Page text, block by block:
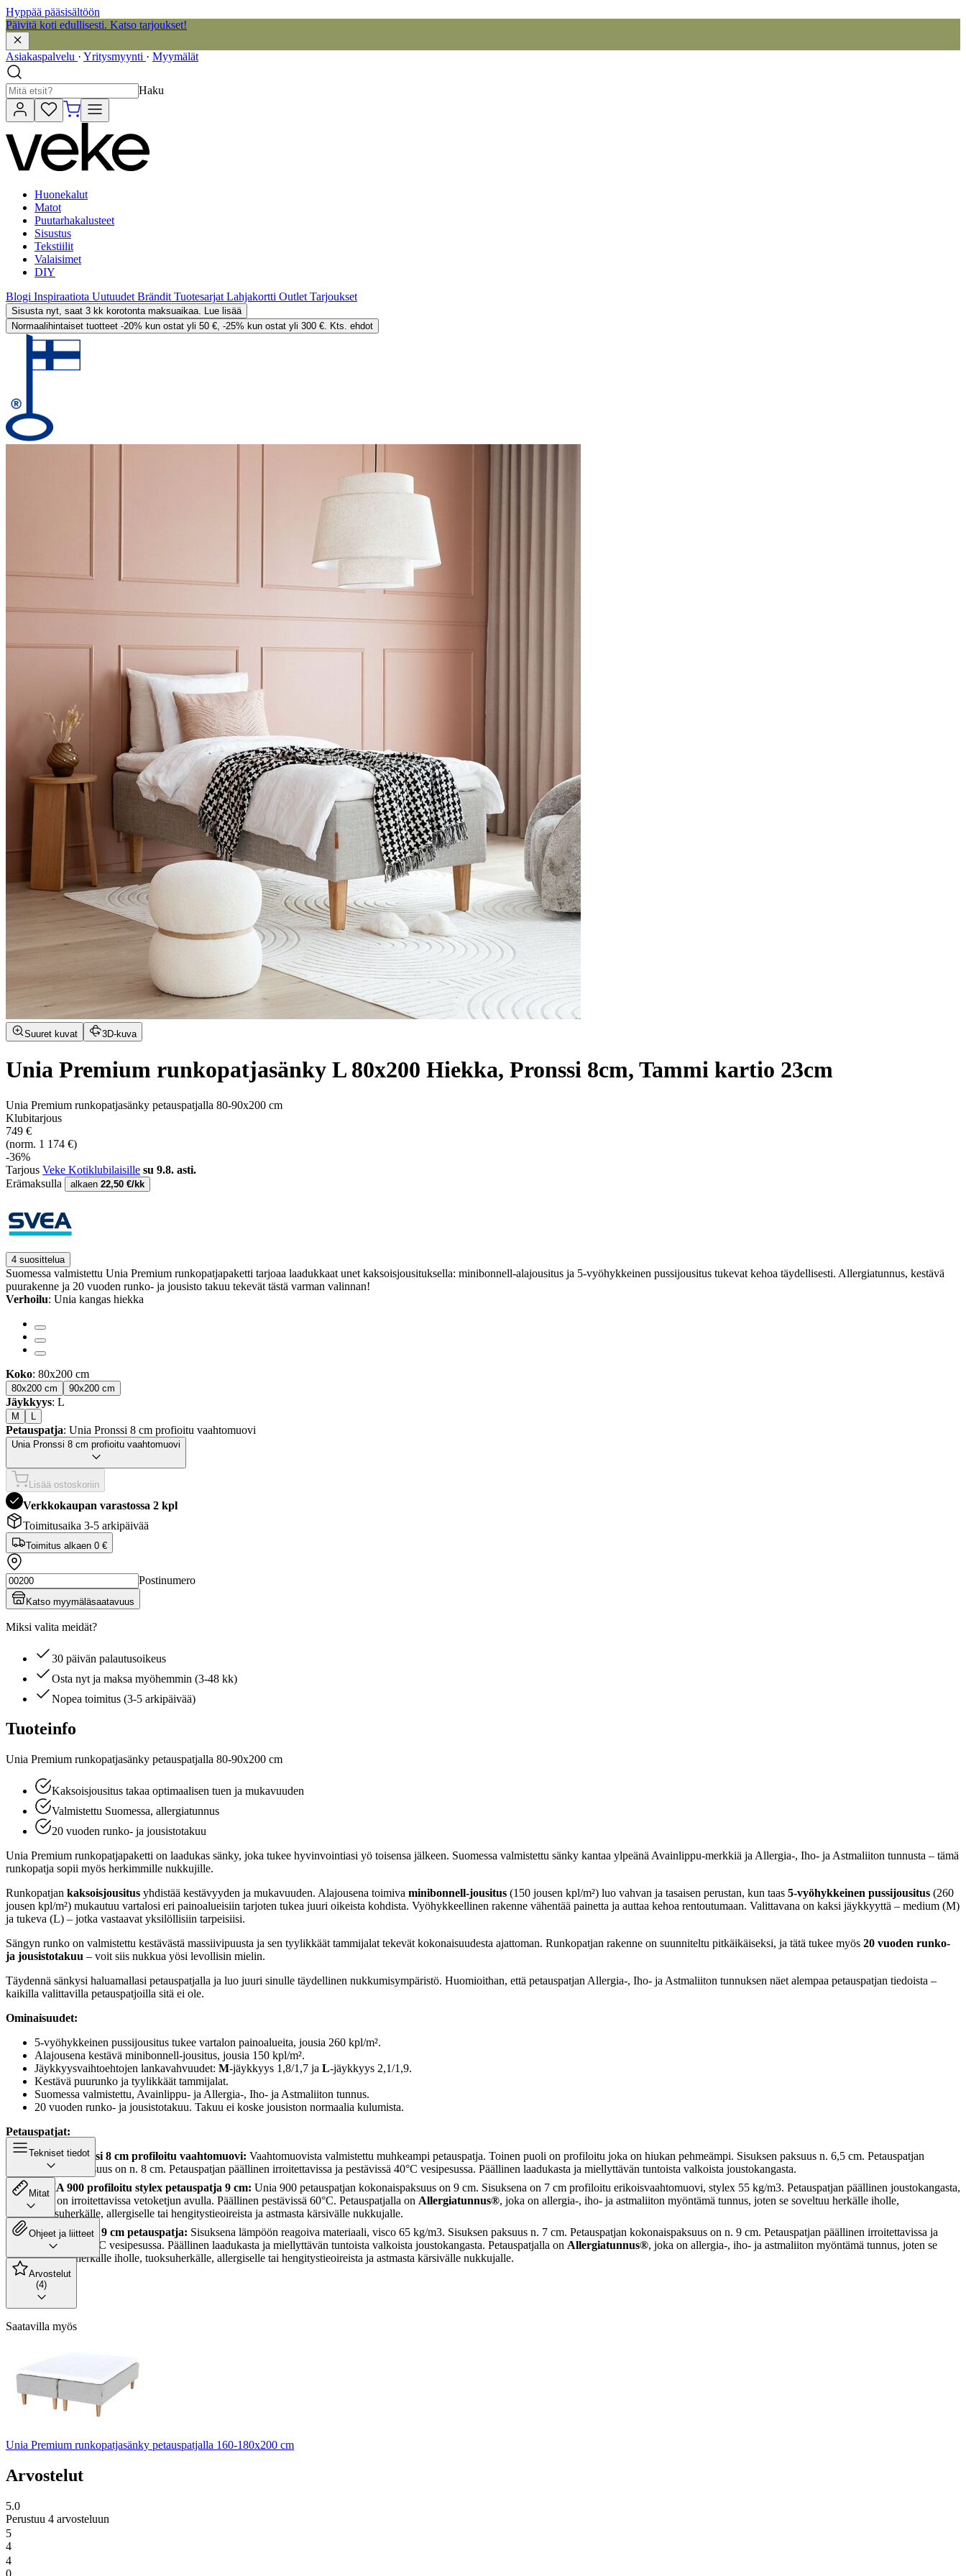
Hyppää pääsisältöön
Päivitä koti edullisesti. Katso tarjoukset!
Asiakaspalvelu · Yritysmyynti · Myymälät
Haku
Huonekalut
Matot
Puutarhakalusteet
Sisustus
Tekstiilit
Valaisimet
DIY
Blogi Inspiraatiota Uutuudet Brändit Tuotesarjat Lahjakortti Outlet Tarjoukset
Sisusta nyt, saat 3 kk korotonta maksuaikaa. Lue lisää
Normaalihintaiset tuotteet -20% kun ostat yli 50 €, -25% kun ostat yli 300 €. Kts. ehdot
Suuret kuvat 3D-kuva
Unia Premium runkopatjasänky L 80x200 Hiekka, Pronssi 8cm, Tammi kartio 23cm
Unia Premium runkopatjasänky petauspatjalla 80-90x200 cm
Klubitarjous
749 €
(norm. 1 174 €)
-36%
Tarjous Veke Kotiklubilaisille su 9.8. asti.
Erämaksulla
alkaen 22,50 €/kk
4 suosittelua
Suomessa valmistettu Unia Premium runkopatjapaketti tarjoaa laadukkaat unet kaksoisjousituksella: minibonnell-alajousitus ja 5-vyöhykkeinen pussijousitus tukevat kehoa täydellisesti. Allergiatunnus, kestävä
puurakenne ja 20 vuoden runko- ja jousisto takuu tekevät tästä varman valinnan!
Verhoilu: Unia kangas hiekka
Koko: 80x200 cm
80x200 cm 90x200 cm
Jäykkyys: L
M L
Petauspatja: Unia Pronssi 8 cm profioitu vaahtomuovi
Unia Pronssi 8 cm profioitu vaahtomuovi
Lisää ostoskoriin
Verkkokaupan varastossa 2 kpl
Toimitusaika 3-5 arkipäivää
Toimitus alkaen 0 €
Postinumero
Katso myymäläsaatavuus
Miksi valita meidät?
30 päivän palautusoikeus
Osta nyt ja maksa myöhemmin (3-48 kk)
Nopea toimitus (3-5 arkipäivää)
Tuoteinfo
Unia Premium runkopatjasänky petauspatjalla 80-90x200 cm
Kaksoisjousitus takaa optimaalisen tuen ja mukavuuden
Valmistettu Suomessa, allergiatunnus
20 vuoden runko- ja jousistotakuu
Unia Premium runkopatjapaketti on laadukas sänky, joka tukee hyvinvointiasi yö toisensa jälkeen. Suomessa valmistettu sänky kantaa ylpeänä Avainlippu-merkkiä ja Allergia-, Iho- ja Astmaliiton tunnusta – tämä
runkopatja sopii myös herkimmille nukkujille.
Runkopatjan kaksoisjousitus yhdistää kestävyyden ja mukavuuden. Alajousena toimiva minibonnell-jousitus (150 jousen kpl/m²) luo vahvan ja tasaisen perustan, kun taas 5-vyöhykkeinen pussijousitus (260
jousen kpl/m²) mukautuu vartalosi eri painoalueisiin tarjoten tukea juuri oikeista kohdista. Vyöhykkeellinen rakenne vähentää painetta ja auttaa kehoa rentoutumaan. Valittavana on kaksi jäykkyyttä – medium (M)
ja tukeva (L) – jotka vastaavat yksilöllisiin tarpeisiisi.
Sängyn runko on valmistettu kestävästä massiivipuusta ja sen tyylikkäät tammijalat tekevät kokonaisuudesta ajattoman. Runkopatjan rakenne on suunniteltu pitkäikäiseksi, ja tätä tukee myös 20 vuoden runko-
ja jousistotakuu – voit siis nukkua yösi levollisin mielin.
Täydennä sänkysi haluamallasi petauspatjalla ja luo juuri sinulle täydellinen nukkumisympäristö. Huomioithan, että petauspatjan Allergia-, Iho- ja Astmaliiton tunnuksen näet alempaa petauspatjan tiedoista –
kaikilla valittavilla petauspatjoilla sitä ei ole.
Ominaisuudet:
5-vyöhykkeinen pussijousitus tukee vartalon painoalueita, jousia 260 kpl/m².
Alajousena kestävä minibonnell-jousitus, jousia 150 kpl/m².
Jäykkyysvaihtoehtojen lankavahvuudet: M-jäykkyys 1,8/1,7 ja L-jäykkyys 2,1/1,9.
Kestävä puurunko ja tyylikkäät tammijalat.
Suomessa valmistettu, Avainlippu- ja Allergia-, Iho- ja Astmaliiton tunnus.
20 vuoden runko- ja jousistotakuu. Takuu ei koske jousiston normaalia kulumista.
Petauspatjat:
UNIA Pronssi 8 cm profiloitu vaahtomuovi: Vaahtomuovista valmistettu muhkeampi petauspatja. Toinen puoli on profiloitu joka on hiukan pehmeämpi. Sisuksen paksuus n. 6,5 cm. Petauspatjan
kokonaispaksuus on n. 8 cm. Petauspatjan päällinen irroitettavissa ja pestävissä 40°C vesipesussa. Päällinen laadukasta ja miellyttävän tuntoista valkoista joustokangasta.
UNIA 900 profiloitu stylex petauspatja 9 cm: Unia 900 petauspatjan kokonaispaksuus on 9 cm. Sisuksena on 7 cm profiloitu erikoisvaahtomuovi, stylex 55 kg/m3. Petauspatjan päällinen joustokangasta,
joka on irroitettavissa vetoketjun avulla. Päällinen pestävissä 60°C. Petauspatjalla on Allergiatunnus®, joka on allergia-, iho- ja astmaliiton myöntämä tunnus, joten se soveltuu herkälle iholle,
tuoksuherkälle, allergiselle tai hengitystieoireista ja astmasta kärsivälle nukkujalle.
UNIA muoto 9 cm petauspatja: Sisuksena lämpöön reagoiva materiaali, visco 65 kg/m3. Sisuksen paksuus n. 7 cm. Petauspatjan kokonaispaksuus on n. 9 cm. Petauspatjan päällinen irroitettavissa ja
pestävissä 60°C vesipesussa. Päällinen laadukasta ja miellyttävän tuntoista valkoista joustokangasta. Petauspatjalla on Allergiatunnus®, joka on allergia-, iho- ja astmaliiton myöntämä tunnus, joten se
soveltuu herkälle iholle, tuoksuherkälle, allergiselle tai hengitystieoireista ja astmasta kärsivälle nukkujalle.
Tekniset tiedot
Mitat
Ohjeet ja liitteet
Arvostelut
(4)
Saatavilla myös
Unia Premium runkopatjasänky petauspatjalla 160-180x200 cm
Arvostelut
5.0
Perustuu 4 arvosteluun
5
4
4